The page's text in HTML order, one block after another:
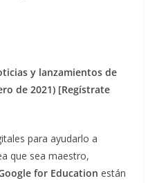
y lanzamientos de
de 2021) [Regístrate
para ayudarlo a
que sea maestro,
for Education están